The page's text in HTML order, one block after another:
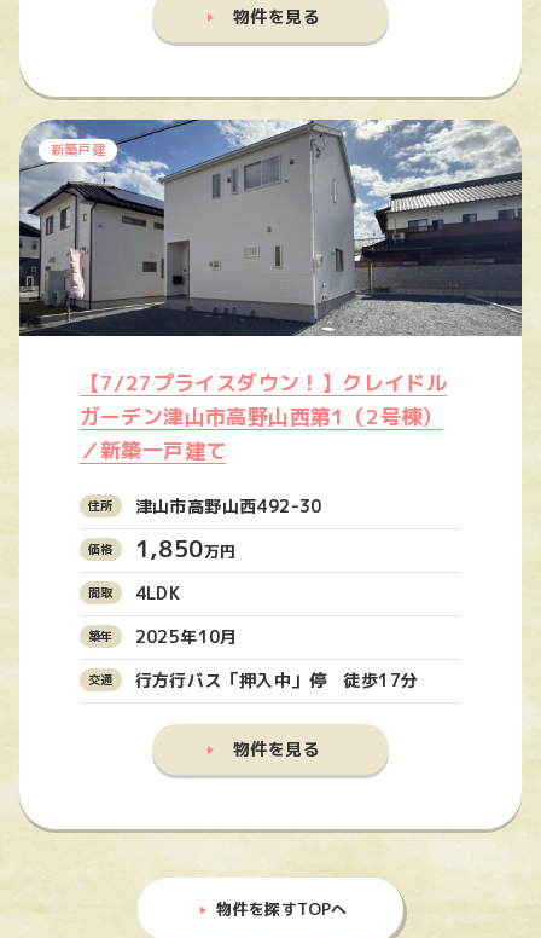
物件を見る
新築戸建
【7/27プライスダウン！】クレイドル
ガーデン津山市高野山西第1（2号棟）
／新築一戸建て
津山市高野山西492-30
1,850万円
4LDK
2025年10月
行方行バス「押入中」停 徒歩17分
物件を見る
物件を探すTOPへ